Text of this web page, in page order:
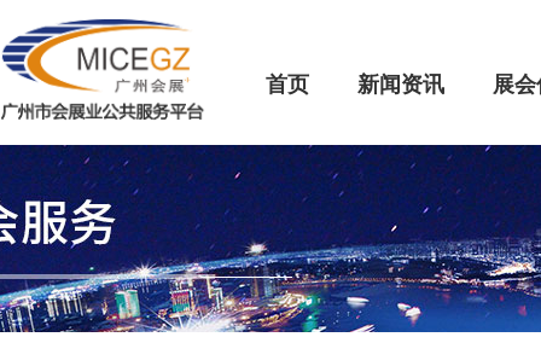
首页 新闻资讯 展